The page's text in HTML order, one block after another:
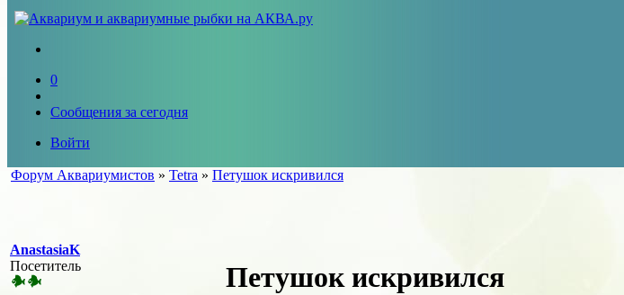
0
Сообщения за сегодня
Войти
Форум Аквариумистов » Tetra » Петушок искривился
AnastasiaK
Посетитель
Петушок искривился